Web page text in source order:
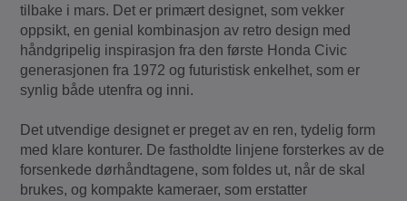
tilbake i mars. Det er primært designet, som vekker
oppsikt, en genial kombinasjon av retro design med
håndgripelig inspirasjon fra den første Honda Civic
generasjonen fra 1972 og futuristisk enkelhet, som er
synlig både utenfra og inni.
Det utvendige designet er preget av en ren, tydelig form
med klare konturer. De fastholdte linjene forsterkes av de
forsenkede dørhåndtagene, som foldes ut, når de skal
brukes, og kompakte kameraer, som erstatter